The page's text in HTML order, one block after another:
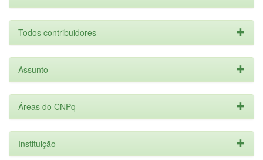
Todos contribuidores
Assunto
Áreas do CNPq
Instituição